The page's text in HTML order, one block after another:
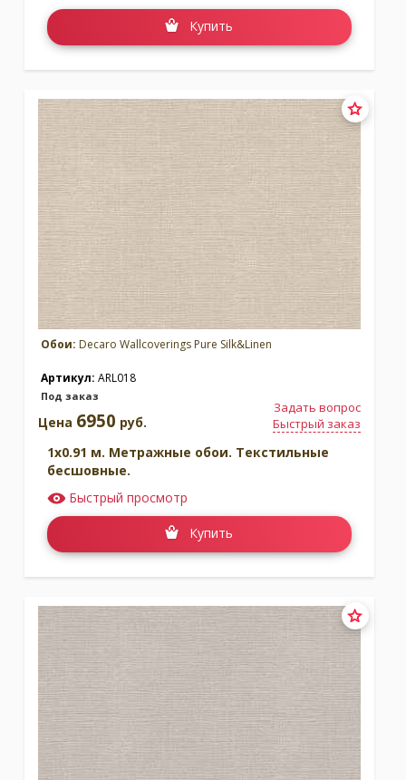
Коллекция: Silk
Бренд:
Decaro Wallcoverings
Под заказ
Коллекция:
Бренд:
Decaro Wallcoverings
В наличии
Коллекция:
Volume Touch Cannage
Бренд:
Decaro Wallcoverings
Бренд:
Decaro Wallcoverings
Купить
Обои: Decaro Wallcoverings Pure Silk&Linen
Артикул: ARL018
Под заказ
Задать вопрос
Быстрый заказ
Цена 6950 руб.
1x0.91 м. Метражные обои. Текстильные
бесшовные.
Быстрый просмотр
Купить